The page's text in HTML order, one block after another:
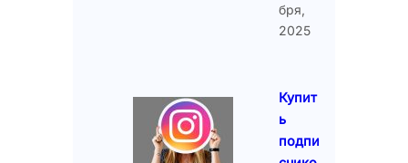
бря,
2025
Купит
ь
подпи